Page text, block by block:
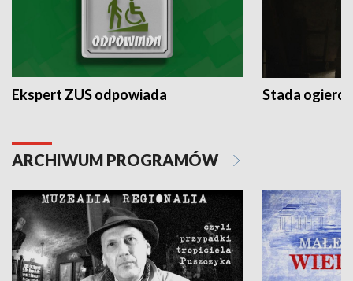
Ekspert ZUS odpowiada Stada
ARCHIWUM PROGRAMÓW